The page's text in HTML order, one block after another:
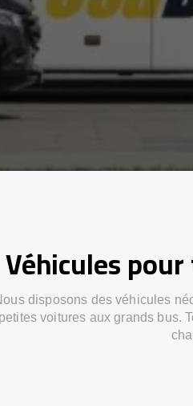
Véhicules
disposons des véhicules
petites voitures aux grands bus.